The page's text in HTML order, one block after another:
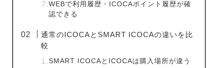
WEBで利用履歴・ICOCAポイント履歴が確
認できる
通常のICOCAとSMART ICOCAの違いを比
較
SMART ICOCAとICOCAは購入場所が違う